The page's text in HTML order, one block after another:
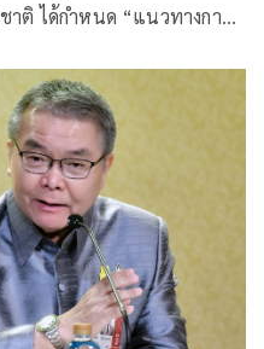
ติ ได้กำหนด “แนวทางการ